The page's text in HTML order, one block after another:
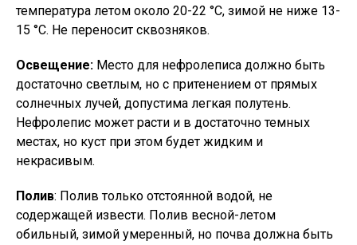
температура летом около 20-22 °C, зимой не ниже 13-
15 °C. Не переносит сквозняков.
Освещение: Место для нефролеписа должно быть
достаточно светлым, но с притенением от прямых
солнечных лучей, допустима легкая полутень.
Нефролепис может расти и в достаточно темных
местах, но куст при этом будет жидким и
некрасивым.
Полив: Полив только отстоянной водой, не
содержащей извести. Полив весной-летом
обильный, зимой умеренный, но почва должна быть